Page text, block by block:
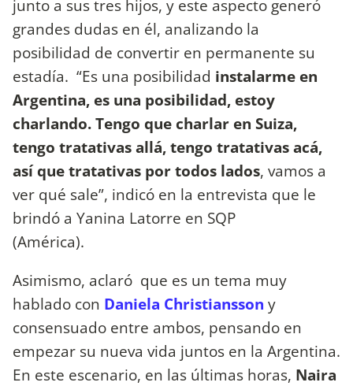
junto a sus tres hijos, y este aspecto generó
grandes dudas en él, analizando la
posibilidad de convertir en permanente su
estadía. “Es una posibilidad instalarme en
Argentina, es una posibilidad, estoy
charlando. Tengo que charlar en Suiza,
tengo tratativas allá, tengo tratativas acá,
así que tratativas por todos lados, vamos a
ver qué sale”, indicó en la entrevista que le
brindó a Yanina Latorre en SQP
(América).
Asimismo, aclaró que es un tema muy
hablado con Daniela Christiansson y
consensuado entre ambos, pensando en
empezar su nueva vida juntos en la Argentina.
En este escenario, en las últimas horas, Naira